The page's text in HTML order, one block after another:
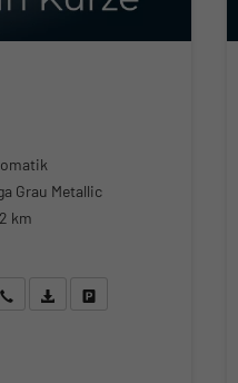
Grau Metallic
km
anfragen
Wir rufen Sie anFahrzeugexposé (PDF)